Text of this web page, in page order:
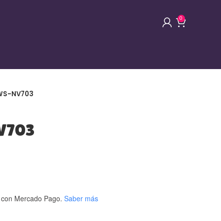
0
NV703
con Mercado Pago. Saber más